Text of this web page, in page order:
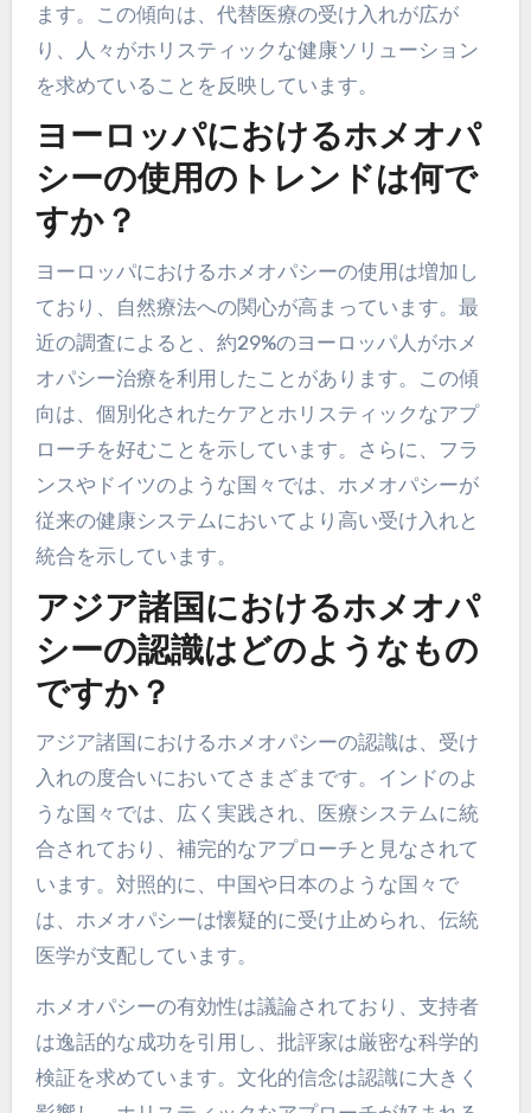
ます。この傾向は、代替医療の受け入れが広が
り、人々がホリスティックな健康ソリューション
を求めていることを反映しています。
ヨーロッパにおけるホメオパ
シーの使用のトレンドは何で
すか？
ヨーロッパにおけるホメオパシーの使用は増加し
ており、自然療法への関心が高まっています。最
近の調査によると、約29%のヨーロッパ人がホメ
オパシー治療を利用したことがあります。この傾
向は、個別化されたケアとホリスティックなアプ
ローチを好むことを示しています。さらに、フラ
ンスやドイツのような国々では、ホメオパシーが
従来の健康システムにおいてより高い受け入れと
統合を示しています。
アジア諸国におけるホメオパ
シーの認識はどのようなもの
ですか？
アジア諸国におけるホメオパシーの認識は、受け
入れの度合いにおいてさまざまです。インドのよ
うな国々では、広く実践され、医療システムに統
合されており、補完的なアプローチと見なされて
います。対照的に、中国や日本のような国々で
は、ホメオパシーは懐疑的に受け止められ、伝統
医学が支配しています。
ホメオパシーの有効性は議論されており、支持者
は逸話的な成功を引用し、批評家は厳密な科学的
検証を求めています。文化的信念は認識に大きく